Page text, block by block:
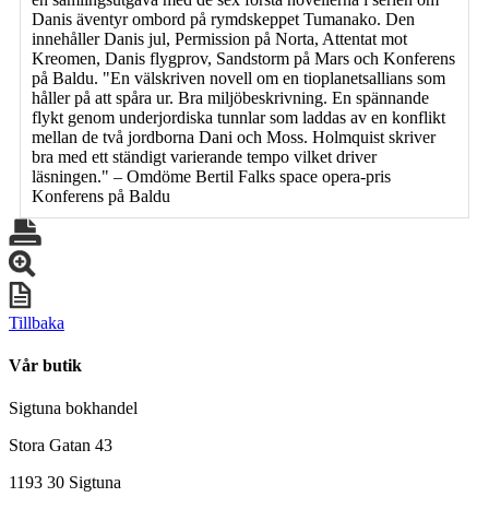
Danis äventyr ombord på rymdskeppet Tumanako. Den
innehåller Danis jul, Permission på Norta, Attentat mot
Kreomen, Danis flygprov, Sandstorm på Mars och Konferens
på Baldu. "En välskriven novell om en tioplanetsallians som
håller på att spåra ur. Bra miljöbeskrivning. En spännande
flykt genom underjordiska tunnlar som laddas av en konflikt
mellan de två jordborna Dani och Moss. Holmquist skriver
bra med ett ständigt varierande tempo vilket driver
läsningen." – Omdöme Bertil Falks space opera-pris
Konferens på Baldu
Tillbaka
Vår butik
Sigtuna bokhandel
Stora Gatan 43
1193 30 Sigtuna